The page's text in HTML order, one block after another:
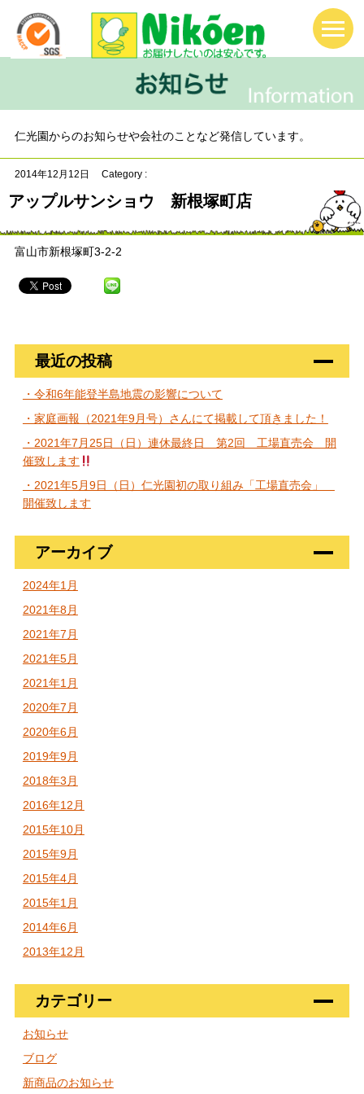
仁光園からのお知らせや会社のことなど発信しています。
2014年12月12日 Category :
アップルサンショウ 新根塚町店
富山市新根塚町3-2-2
最近の投稿
・令和6年能登半島地震の影響について
・家庭画報（2021年9月号）さんにて掲載して頂きました！
・2021年7月25日（日）連休最終日 第2回 工場直売会 開
催致します
・2021年5月9日（日）仁光園初の取り組み「工場直売会」
開催致します
アーカイブ
2024年1月
2021年8月
2021年7月
2021年5月
2021年1月
2020年7月
2020年6月
2019年9月
2018年3月
2016年12月
2015年10月
2015年9月
2015年4月
2015年1月
2014年6月
2013年12月
カテゴリー
お知らせ
ブログ
新商品のお知らせ